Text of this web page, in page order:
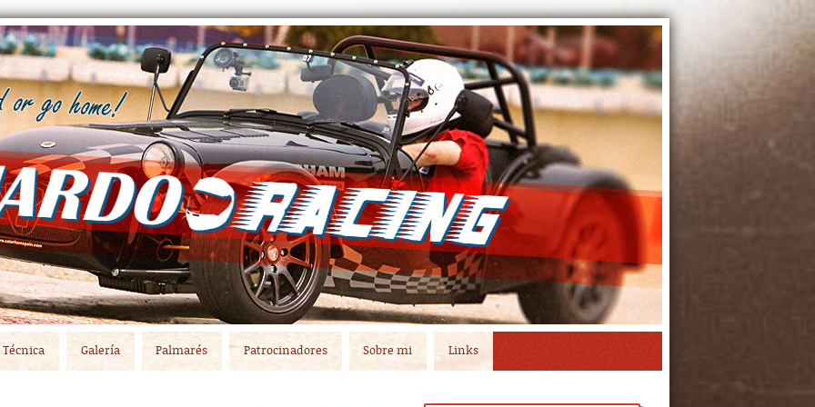
Técnica Galería Palmarés Patrocinadores Sobre mi Links